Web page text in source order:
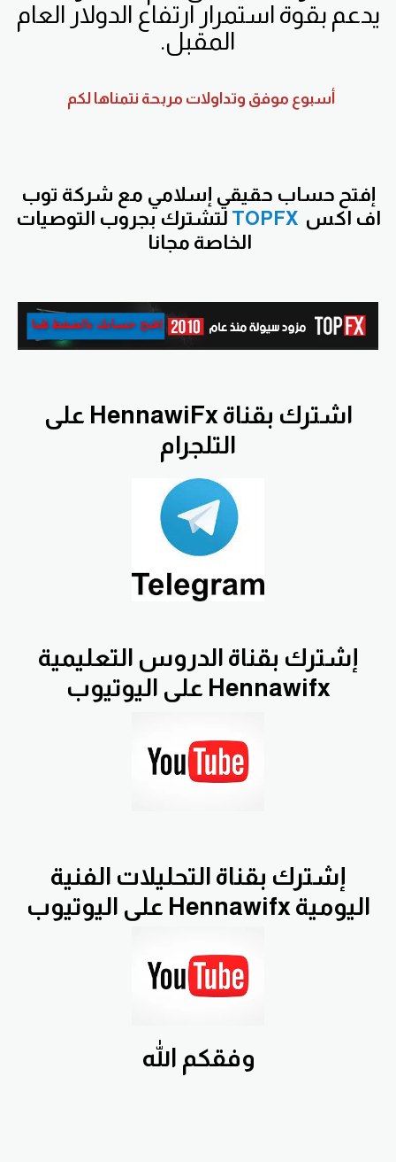
يدعم بقوة استمرار ارتفاع الدولار العام
المقبل.
أسبوع موفق وتداولات مربحة نتمناها لكم
إفتح حساب حقيقي إسلامي مع شركة توب
اف اكسTOPFX لتشترك بجروب التوصيات
الخاصة مجانا
اشترك بقناة HennawiFx على
التلجرام
إشترك بقناة الدروس التعليمية
Hennawifx على اليوتيوب
إشترك بقناة التحليلات الفنية
اليومية Hennawifx على اليوتيوب
وفقكم الله